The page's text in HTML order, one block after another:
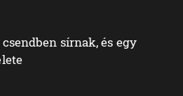
sírnak, és egy